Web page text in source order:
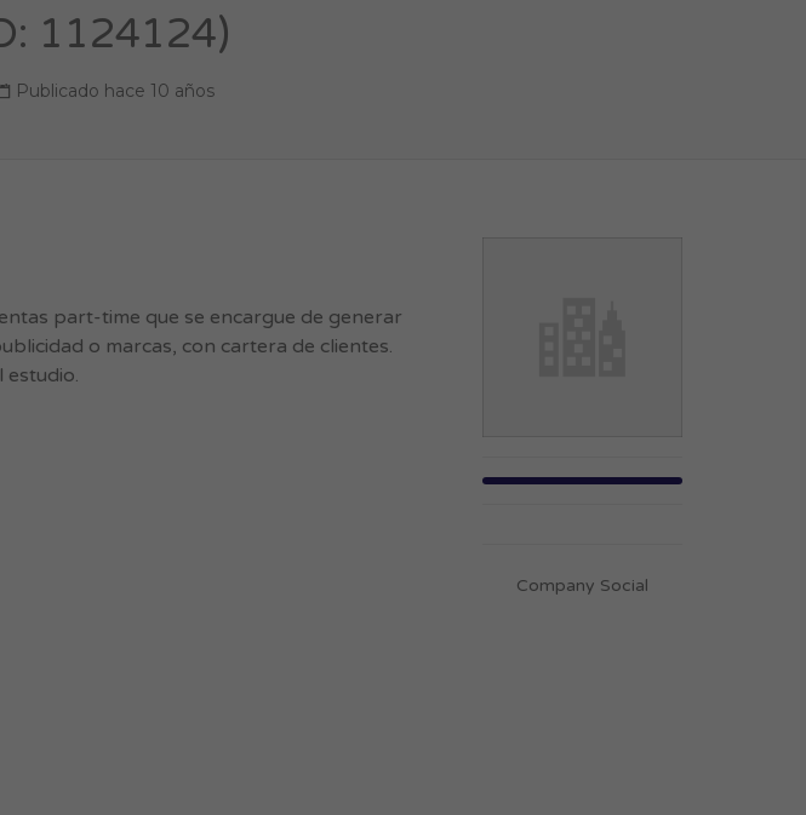
1124124)
Publicado hace 10 años
part-time que se encargue de generar
o marcas, con cartera de clientes.
estudio.
Company Social